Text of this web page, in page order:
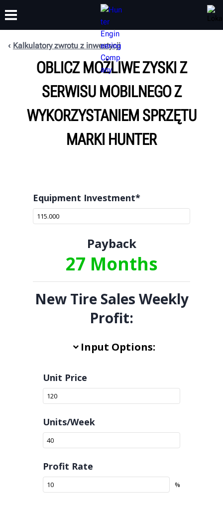
PRODUKTY WSPARCIE
SZKOLENIA
O NAS
Kalkulatory zwrotu z inwestycji
OBLICZ MOŻLIWE ZYSKI Z
SERWISU MOBILNEGO Z
WYKORZYSTANIEM SPRZĘTU
MARKI HUNTER